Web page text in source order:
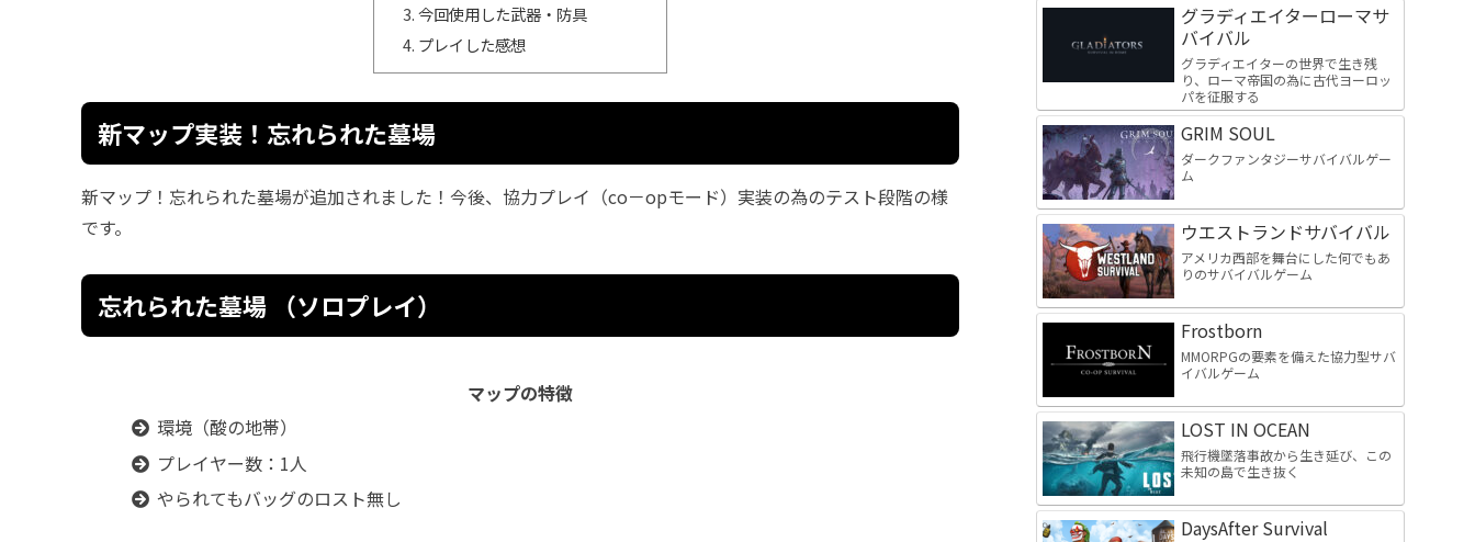
今回使用した武器・防具
プレイした感想
新マップ実装！忘れられた墓場
新マップ！忘れられた墓場が追加されました！今後、協力プレイ（co－opモード）実装の為のテスト段階の様
です。
忘れられた墓場 （ソロプレイ）
マップの特徴
環境（酸の地帯）
プレイヤー数：1人
やられてもバッグのロスト無し
グラディエイターローマサ
バイバル
グラディエイターの世界で生き残
り、ローマ帝国の為に古代ヨーロッ
パを征服する
GRIM SOUL
ダークファンタジーサバイバルゲー
ム
ウエストランドサバイバル
アメリカ西部を舞台にした何でもあ
りのサバイバルゲーム
Frostborn
MMORPGの要素を備えた協力型サバ
イバルゲーム
LOST IN OCEAN
飛行機墜落事故から生き延び、この
未知の島で生き抜く
DaysAfter Survival